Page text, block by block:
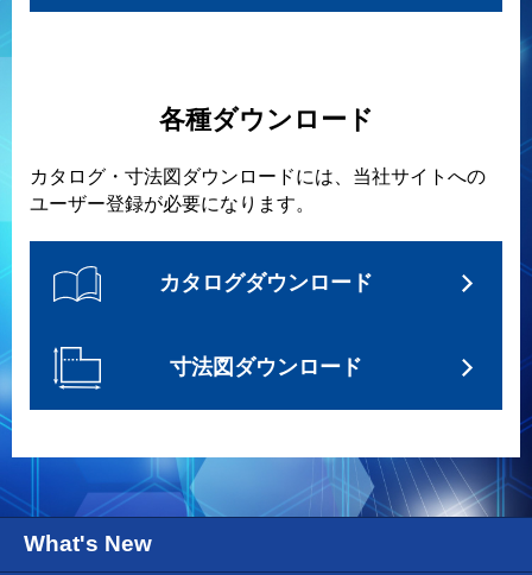
各種ダウンロード
カタログ・寸法図ダウンロードには、当社サイトへの
ユーザー登録が必要になります。
カタログダウンロード
寸法図ダウンロード
What's New